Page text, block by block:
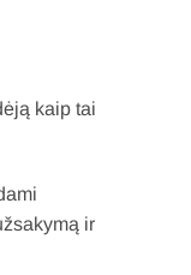
kaip tai
ir